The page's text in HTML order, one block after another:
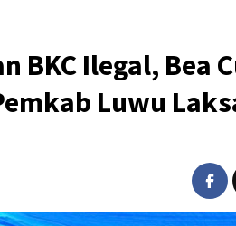
BKC Ilegal, Bea
Luwu